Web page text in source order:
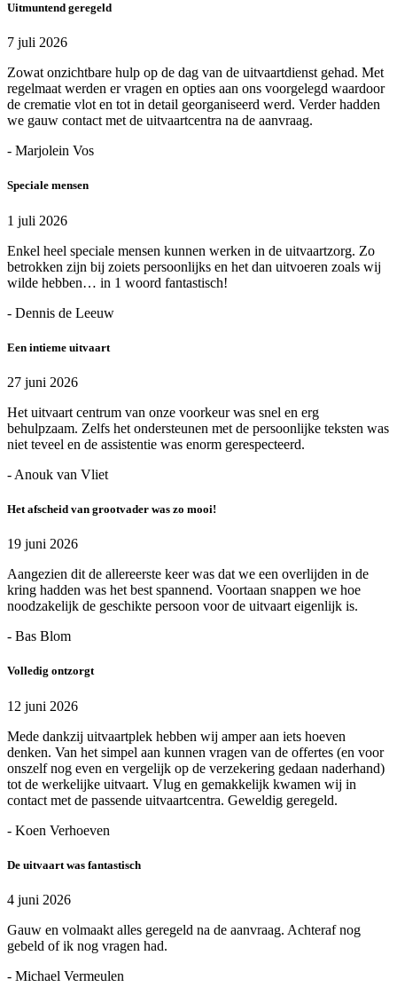
Uitmuntend geregeld
7 juli 2026
Zowat onzichtbare hulp op de dag van de uitvaartdienst gehad. Met
regelmaat werden er vragen en opties aan ons voorgelegd waardoor
de crematie vlot en tot in detail georganiseerd werd. Verder hadden
we gauw contact met de uitvaartcentra na de aanvraag.
- Marjolein Vos
Speciale mensen
1 juli 2026
Enkel heel speciale mensen kunnen werken in de uitvaartzorg. Zo
betrokken zijn bij zoiets persoonlijks en het dan uitvoeren zoals wij
wilde hebben… in 1 woord fantastisch!
- Dennis de Leeuw
Een intieme uitvaart
27 juni 2026
Het uitvaart centrum van onze voorkeur was snel en erg
behulpzaam. Zelfs het ondersteunen met de persoonlijke teksten was
niet teveel en de assistentie was enorm gerespecteerd.
- Anouk van Vliet
Het afscheid van grootvader was zo mooi!
19 juni 2026
Aangezien dit de allereerste keer was dat we een overlijden in de
kring hadden was het best spannend. Voortaan snappen we hoe
noodzakelijk de geschikte persoon voor de uitvaart eigenlijk is.
- Bas Blom
Volledig ontzorgt
12 juni 2026
Mede dankzij uitvaartplek hebben wij amper aan iets hoeven
denken. Van het simpel aan kunnen vragen van de offertes (en voor
onszelf nog even en vergelijk op de verzekering gedaan naderhand)
tot de werkelijke uitvaart. Vlug en gemakkelijk kwamen wij in
contact met de passende uitvaartcentra. Geweldig geregeld.
- Koen Verhoeven
De uitvaart was fantastisch
4 juni 2026
Gauw en volmaakt alles geregeld na de aanvraag. Achteraf nog
gebeld of ik nog vragen had.
- Michael Vermeulen